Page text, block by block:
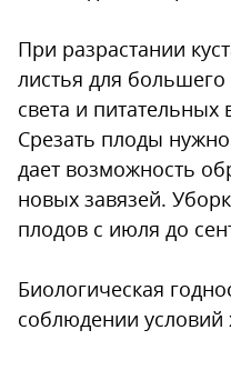
При разрастании
листья для
света и питательных
Срезать плоды
дает возможность
новых завязей.
плодов с июля до
Биологическая
соблюдении условий